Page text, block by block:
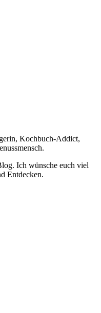
Kochbuch-Addict,
Ich wünsche euch viel
Entdecken.